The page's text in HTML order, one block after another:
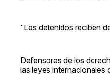
“Los detenidos reciben
Defensores de los
las leyes internacionales